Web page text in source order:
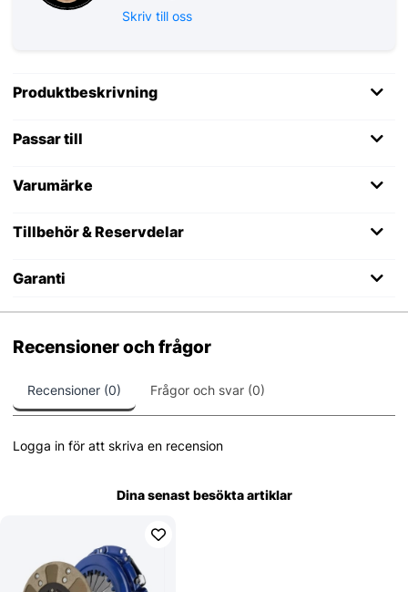
Skriv till oss
Produktbeskrivning
Passar till
Varumärke
Tillbehör & Reservdelar
Garanti
Recensioner och frågor
Recensioner (0) Frågor och svar (0)
Logga in för att skriva en recension
Dina senast besökta artiklar